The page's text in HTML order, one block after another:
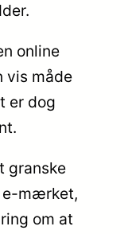
online
vis måde
er dog
granske
e-mærket,
om at